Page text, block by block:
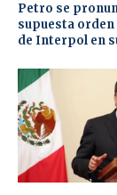
Petro se
supuesta
de Interpol en